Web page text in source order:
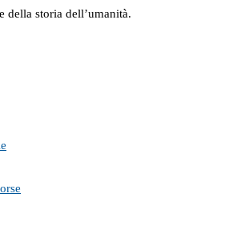
della storia dell’umanità.